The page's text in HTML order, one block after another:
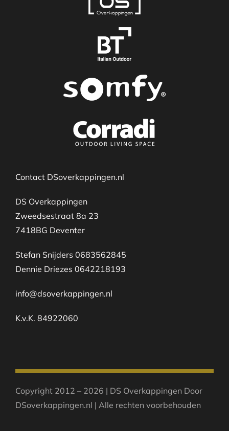
Contact DSoverkappingen.nl
DS Overkappingen
Zweedsestraat 8a 23
7418BG Deventer
Stefan Snijders 0683562845
Dennie Driezes 0642218193
info@dsoverkappingen.nl
K.v.K. 84922060
Copyright 2012 – 2026 | DS Overkappingen Door
DSoverkappingen.nl | Alle rechten voorbehouden